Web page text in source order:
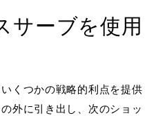
サーブを使用
くつかの戦略的利点を提供
外に引き出し、次のショッ